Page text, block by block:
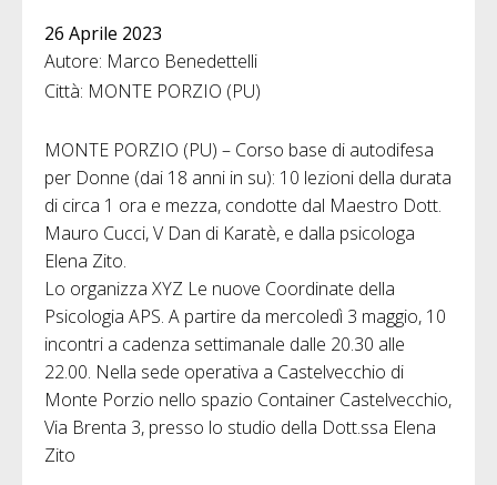
26 Aprile 2023
Autore: Marco Benedettelli
Città: MONTE PORZIO (PU)
MONTE PORZIO (PU) – Corso base di autodifesa
per Donne (dai 18 anni in su): 10 lezioni della durata
di circa 1 ora e mezza, condotte dal Maestro Dott.
Mauro Cucci, V Dan di Karatè, e dalla psicologa
Elena Zito.
Lo organizza XYZ Le nuove Coordinate della
Psicologia APS. A partire da mercoledì 3 maggio, 10
incontri a cadenza settimanale dalle 20.30 alle
22.00. Nella sede operativa a Castelvecchio di
Monte Porzio nello spazio Container Castelvecchio,
Via Brenta 3, presso lo studio della Dott.ssa Elena
Zito